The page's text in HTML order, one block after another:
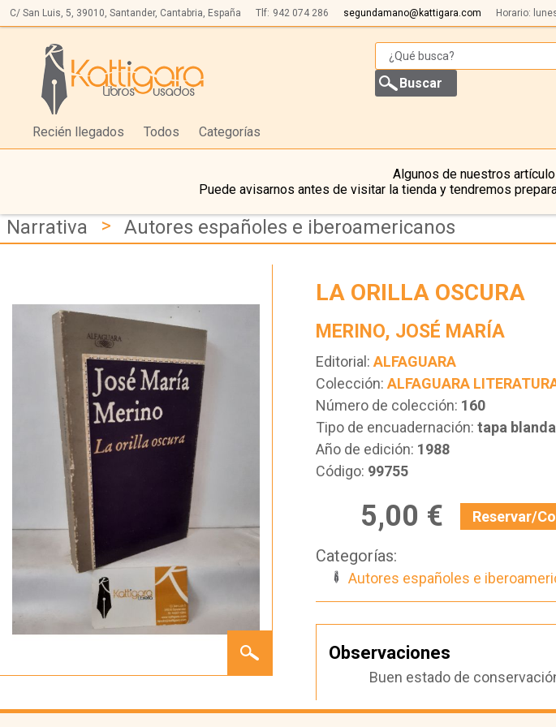
C/ San Luis, 5, 39010, Santander, Cantabria, España Tlf: 942 074 286 segundamano@kattigara.com Horario:
Recién llegados Todos Categorías
Algunos de nuestros
Puede avisarnos antes de visitar la tienda y tendremos
Narrativa > Autores españoles e iberoamericanos
ORILLA
LA ORILLA OSCURA
MERINO, JOSÉ MARÍA
Editorial: ALFAGUARA
Colección: ALFAGUARA
Número de colección: 160
Tipo de encuadernación: tapa
Año de edición: 1988
Código: 99755
5,00 € Reservar/
Categorías:
Autores españoles e
Observaciones
Buen estado de